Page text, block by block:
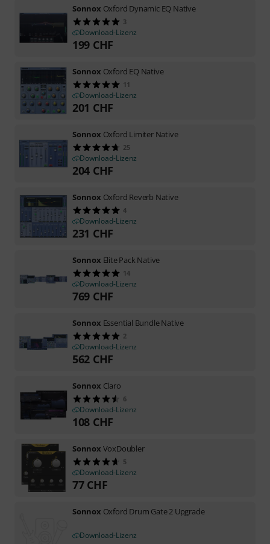
Sonnox Oxford Dynamic EQ Native
3
Download-Lizenz
199 CHF
Sonnox Oxford EQ Native
11
Download-Lizenz
201 CHF
Sonnox Oxford Limiter Native
25
Download-Lizenz
204 CHF
Sonnox Oxford Reverb Native
4
Download-Lizenz
231 CHF
Sonnox Elite Pack Native
14
Download-Lizenz
769 CHF
Sonnox Essential Bundle Native
2
Download-Lizenz
562 CHF
Sonnox Claro
6
Download-Lizenz
108 CHF
Sonnox VoxDoubler
5
Download-Lizenz
77 CHF
Sonnox Oxford Drum Gate 2 Upgrade
Download-Lizenz